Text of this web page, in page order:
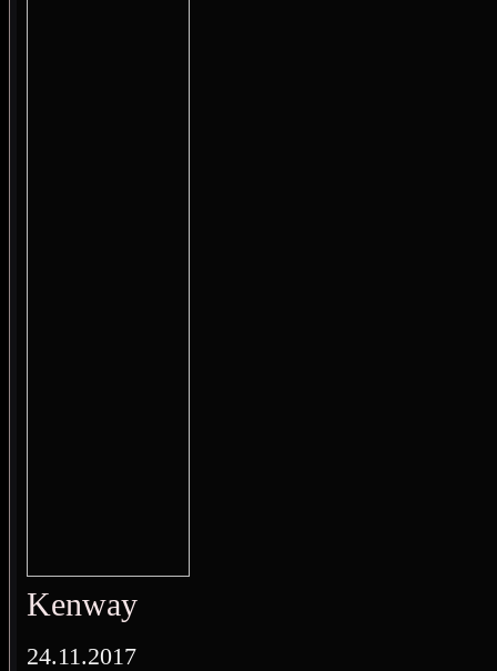
Kenway
24.11.2017